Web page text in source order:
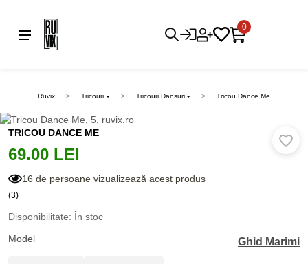
0
Ruvix Tricouri Tricouri Dansuri Tricou Dance Me
TRICOU DANCE ME
69.00 LEI
16 de persoane vizualizează acest produs
(3)
Disponibilitate: În stoc
Model
Ghid Marimi